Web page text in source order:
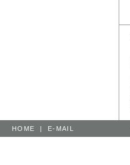
HOME | E-MAIL